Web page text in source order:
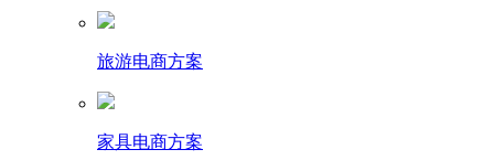
旅游电商方案
家具电商方案